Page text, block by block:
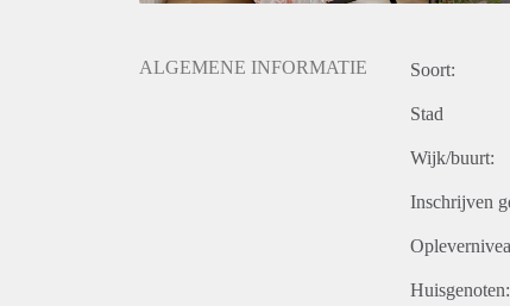
ALGEMENE INFORMATIE Soort:
Stad
Wijk/buurt:
Inschrijven
Huisgenoten: